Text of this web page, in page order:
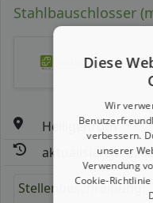
Stahlbauschlosser
HS
Heiligenroth
aktualisiert seit:
Stellenbeschreibung:
Diese
Wir
verbessern.
unserer
Verwendung
Cookie-